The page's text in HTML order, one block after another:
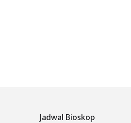
Jadwal Bioskop